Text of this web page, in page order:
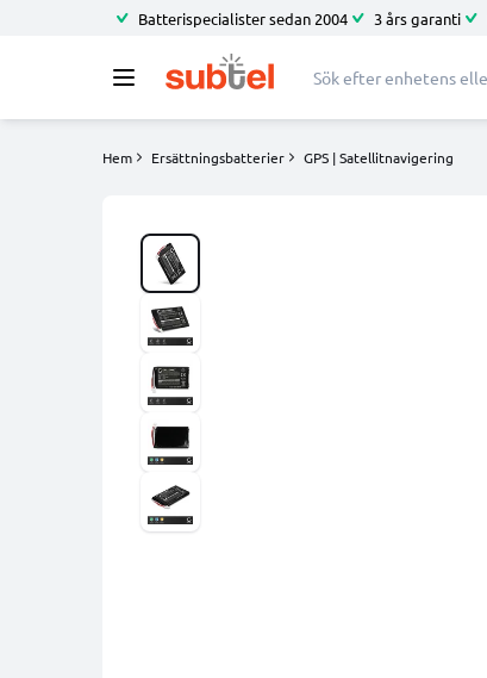
Batterispecialister sedan 2004 3 års garanti
Hem Ersättningsbatterier GPS | Satellitnavigering